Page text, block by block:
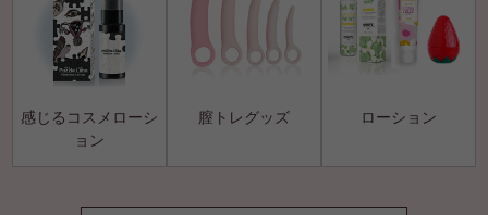
感じるコスメローシ
ョン
膣トレグッズ ローション